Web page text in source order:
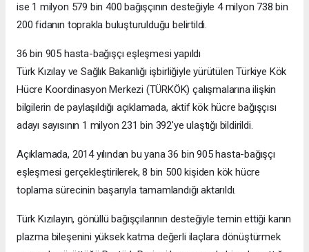
ise 1 milyon 579 bin 400 bağışçının desteğiyle 4 milyon 738 bin
200 fidanın toprakla buluşturulduğu belirtildi.
36 bin 905 hasta-bağışçı eşleşmesi yapıldı
Türk Kızılay ve Sağlık Bakanlığı işbirliğiyle yürütülen Türkiye Kök
Hücre Koordinasyon Merkezi (TÜRKÖK) çalışmalarına ilişkin
bilgilerin de paylaşıldığı açıklamada, aktif kök hücre bağışçısı
adayı sayısının 1 milyon 231 bin 392'ye ulaştığı bildirildi.
Açıklamada, 2014 yılından bu yana 36 bin 905 hasta-bağışçı
eşleşmesi gerçekleştirilerek, 8 bin 500 kişiden kök hücre
toplama sürecinin başarıyla tamamlandığı aktarıldı.
Türk Kızılayın, gönüllü bağışçılarının desteğiyle temin ettiği kanın
plazma bileşenini yüksek katma değerli ilaçlara dönüştürmek